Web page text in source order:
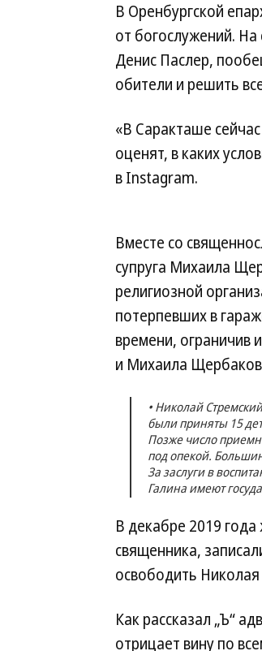
В Оренбургской
от богослужений. На
Денис Паслер,
обители и решить
«В Саракташе
оценят, в каких
в Instagram.
Вместе со
супруга Михаила
религиозной
потерпевших в
времени, ограничив
и Михаила
• Николай
были приняты 15
Позже число
под опекой.
За заслуги в
Галина имеют
В декабре 2019
священника,
освободить
Как рассказал „Ъ“
отрицает вину по